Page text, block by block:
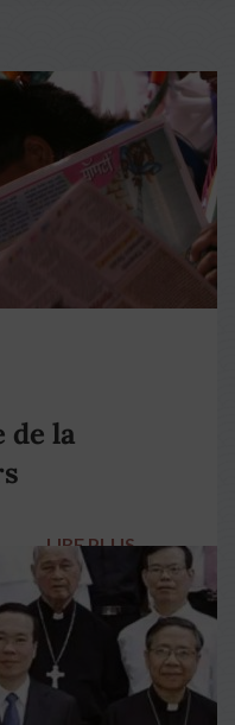
de la
LIRE PLUS →